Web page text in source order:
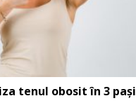
tenul obosit în 3 pași